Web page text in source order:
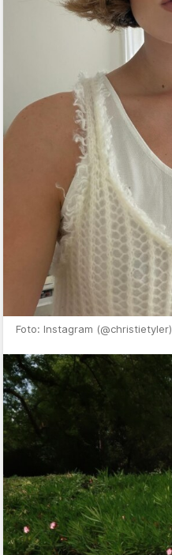
Foto: Instagram (@christietyler)